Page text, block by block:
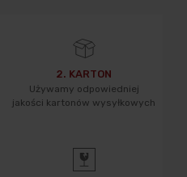
2. KARTON
Używamy odpowiedniej
jakości kartonów wysyłkowych